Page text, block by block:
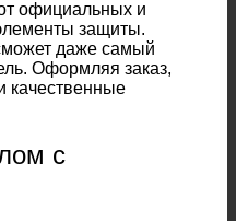
официальных и
защиты.
даже самый
Оформляя заказ,
качественные
с